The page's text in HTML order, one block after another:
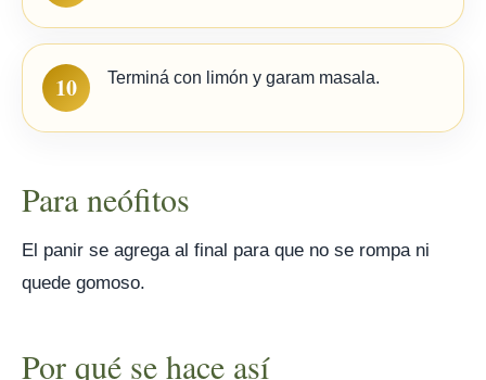
10 Terminá con limón y garam masala.
Para neófitos
El panir se agrega al final para que no se rompa ni
quede gomoso.
Por qué se hace así